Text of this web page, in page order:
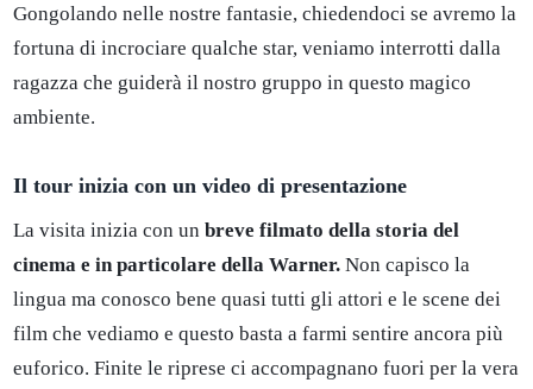
Gongolando nelle nostre fantasie, chiedendoci se avremo la
fortuna di incrociare qualche star, veniamo interrotti dalla
ragazza che guiderà il nostro gruppo in questo magico
ambiente.
Il tour inizia con un video di presentazione
La visita inizia con un breve filmato della storia del
cinema e in particolare della Warner. Non capisco la
lingua ma conosco bene quasi tutti gli attori e le scene dei
film che vediamo e questo basta a farmi sentire ancora più
euforico. Finite le riprese ci accompagnano fuori per la vera